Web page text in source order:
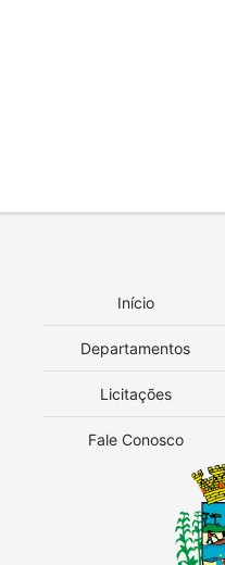
Início
Departamentos
Licitações
Fale Conosco